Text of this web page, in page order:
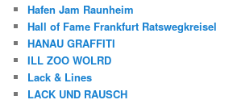
Hafen Jam Raunheim
Hall of Fame Frankfurt Ratswegkreisel
HANAU GRAFFITI
ILL ZOO WOLRD
Lack & Lines
LACK UND RAUSCH